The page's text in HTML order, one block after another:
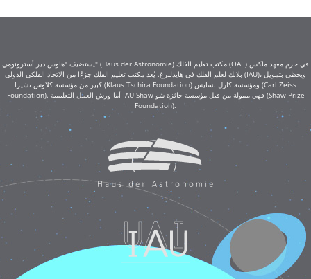
يستضيف "هاوس دير أسترونومي" (Haus der Astronomie) مكتب تعليم الفلك (OAE) في حرم معهد ماكس
بلانك لعلم الفلك في هايدلبرغ. يُعد مكتب تعليم الفلك جزءًا من الاتحاد الفلكي الدولي (IAU)، ويحظى بتمويل
كبير من مؤسسة كلاوس تشيرا (Klaus Tschira Foundation) ومؤسسة كارل تسايس (Carl Zeiss
Foundation). أما ورش العمل التعليمية IAU-Shaw فهي ممولة من قبل مؤسسة جائزة شو (Shaw Prize
Foundation).